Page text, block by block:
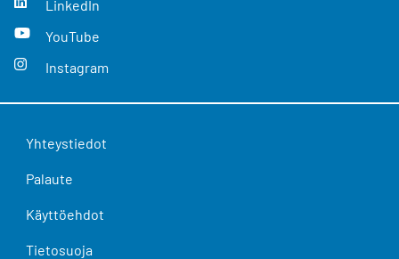
LinkedIn
YouTube
Instagram
Yhteystiedot
Palaute
Käyttöehdot
Tietosuoja